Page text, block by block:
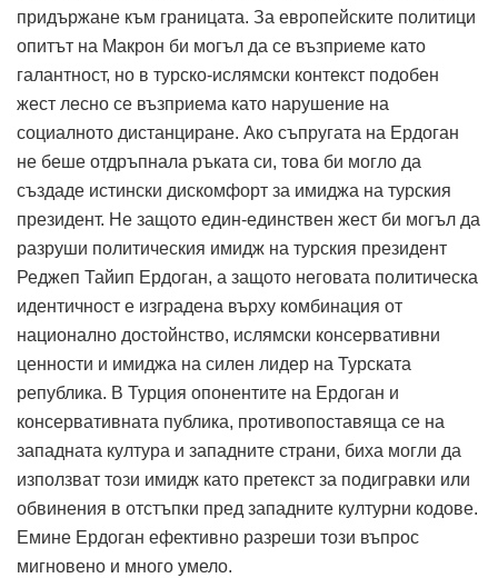
придържане към границата. За европейските политици
опитът на Макрон би могъл да се възприеме като
галантност, но в турско-ислямски контекст подобен
жест лесно се възприема като нарушение на
социалното дистанциране. Ако съпругата на Ердоган
не беше отдръпнала ръката си, това би могло да
създаде истински дискомфорт за имиджа на турския
президент. Не защото един-единствен жест би могъл да
разруши политическия имидж на турския президент
Реджеп Тайип Ердоган, а защото неговата политическа
идентичност е изградена върху комбинация от
национално достойнство, ислямски консервативни
ценности и имиджа на силен лидер на Турската
република. В Турция опонентите на Ердоган и
консервативната публика, противопоставяща се на
западната култура и западните страни, биха могли да
използват този имидж като претекст за подигравки или
обвинения в отстъпки пред западните културни кодове.
Емине Ердоган ефективно разреши този въпрос
мигновено и много умело.